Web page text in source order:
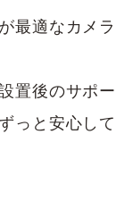
最適なカメラ
置後のサポー
っと安心して